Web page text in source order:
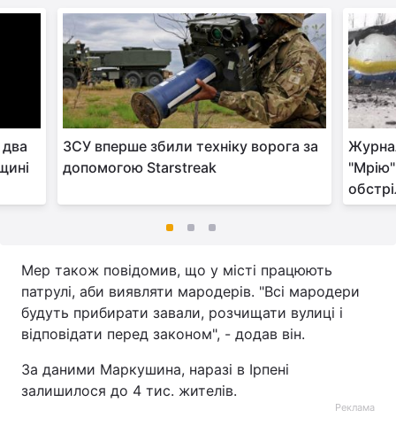
ЗСУ вперше збили техніку ворога за
допомогою Starstreak
Мер також повідомив, що у місті працюють
патрулі, аби виявляти мародерів. "Всі мародери
будуть прибирати завали, розчищати вулиці і
відповідати перед законом", - додав він.
За даними Маркушина, наразі в Ірпені
залишилося до 4 тис. жителів.
Реклама